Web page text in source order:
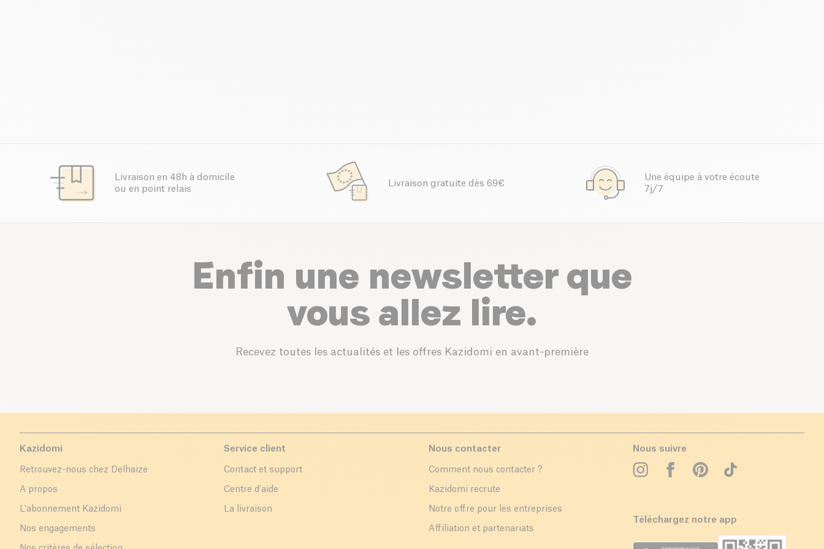
Livraison en 48h à domicile
ou en point relais
Livraison gratuite dès 69€
Une équipe à votre écoute
7j/7
Enfin une newsletter que
vous allez lire.
Recevez toutes les actualités et les offres Kazidomi en avant-première
Kazidomi
Retrouvez-nous chez Delhaize
A propos
L'abonnement Kazidomi
Nos engagements
Service client
Contact et support
Centre d'aide
La livraison
Nous contacter
Comment nous contacter ?
Kazidomi recrute
Notre offre pour les entreprises
Affiliation et partenariats
Nous suivre
Téléchargez notre app